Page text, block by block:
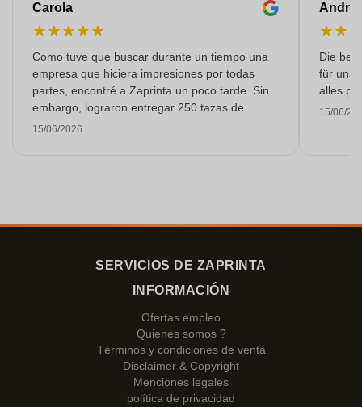
Carola
★★★★★
Como tuve que buscar durante un tiempo una
empresa que hiciera impresiones por todas
partes, encontré a Zaprinta un poco tarde. Sin
embargo, lograron entregar 250 tazas de
esmalte con una impresión excelente a tiempo.
15/06/2026
★★
Die
für
alles
15/06/
SERVICIOS DE ZAPRINTA
INFORMACIÓN
Ofertas empleo
Quienes somos ?
Términos y condiciones de venta
Disclaimer & Copyright
Menciones legales
política de privacidad